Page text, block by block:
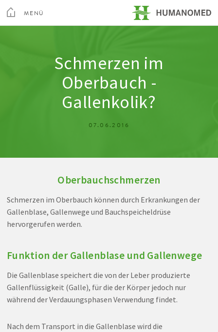
Menu
MENÜ
Privatklinik Villach
Schmerzen im
Oberbauch -
Gallenkolik?
07.06.2016
Oberbauchschmerzen
Schmerzen im Oberbauch können durch Erkrankungen der
Gallenblase, Gallenwege und Bauchspeicheldrüse
hervorgerufen werden.
Funktion der Gallenblase und Gallenwege
Die Gallenblase speichert die von der Leber produzierte
Gallenflüssigkeit (Galle), für die der Körper jedoch nur
während der Verdauungsphasen Verwendung findet.
Nach dem Transport in die Gallenblase wird die